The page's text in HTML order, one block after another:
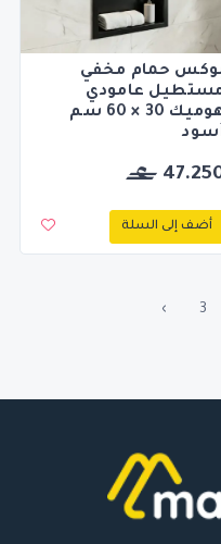
حمام مخفي
عامودي
هوميك 30 × 60 سم
أضف إلى السلة
3
›